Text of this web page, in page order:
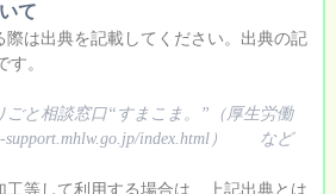
て
際は出典を記載してください。出典の記
。
ごと相談窓口“すまこま。”（厚生労働
support.mhlw.go.jp/index.html） など
工等して利用する場合は、上記出典とは